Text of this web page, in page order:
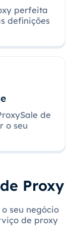
perfeita
definições
de
o seu
Proxy
seu negócio
de proxy